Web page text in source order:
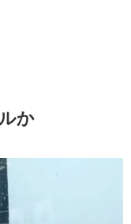
か